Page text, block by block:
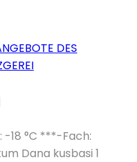
DES
-18 °C ***-Fach:
Dana kusbasi 1